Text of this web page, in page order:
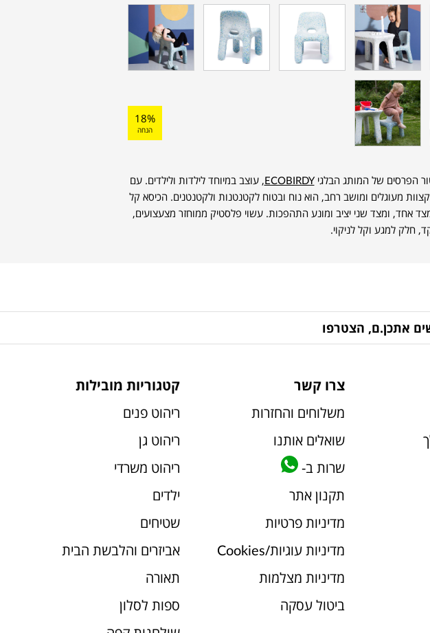
18%
הנחה
ECOBIRDY, עוצב במיוחד לילדות ולילדים. עם
קצוות מעוגלים ומושב רחב, הוא נוח ובטוח לקטנטנות ולקטנטנים. הכיסא קל
אחד, ומצד שני יציב ומונע התהפכות. עשוי פלסטיק ממוחזר מצעצועים,
חלק למגע וקל לניקוי.
אתכן.ם, הצטרפו
צרו קשר
משלוחים והחזרות
שואלים אותנו
שרות ב-
תקנון אתר
מדיניות פרטיות
מדיניות עוגיות/Cookies
מדיניות מצלמות
ביטול עסקה
קטגוריות מובילות
ריהוט פנים
ריהוט גן
ריהוט משרדי
ילדים
שטיחים
אביזרים והלבשת הבית
תאורה
ספות לסלון